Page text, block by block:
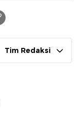
Tim Redaksi